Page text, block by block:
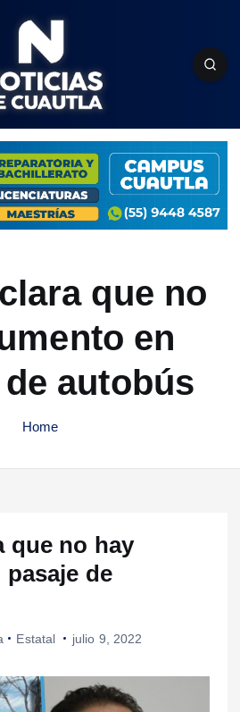
que no
en
autobús
Home
que no hay
de
Estatal julio 9, 2022